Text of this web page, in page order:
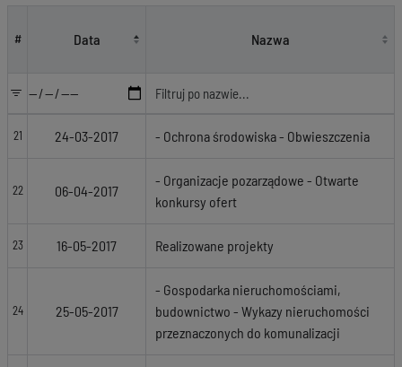
# Data Nazwa
21 24-03-2017 - Ochrona środowiska - Obwieszczenia
22 06-04-2017
- Organizacje pozarządowe - Otwarte
konkursy ofert
23 16-05-2017 Realizowane projekty
24 25-05-2017
- Gospodarka nieruchomościami,
budownictwo - Wykazy nieruchomości
przeznaczonych do komunalizacji